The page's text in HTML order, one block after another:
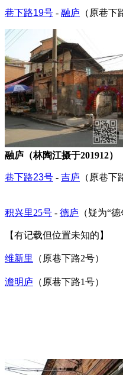
巷下路19号 - 融庐 （原巷下
融庐（林陶江摄于201912）
巷下路23号 - 吉庐 （原巷下
积兴里25号 - 德庐 （疑为“
【有记载但位置未知的】
维新里 （原巷下路2号）
澹明庐 （原巷下路1号）